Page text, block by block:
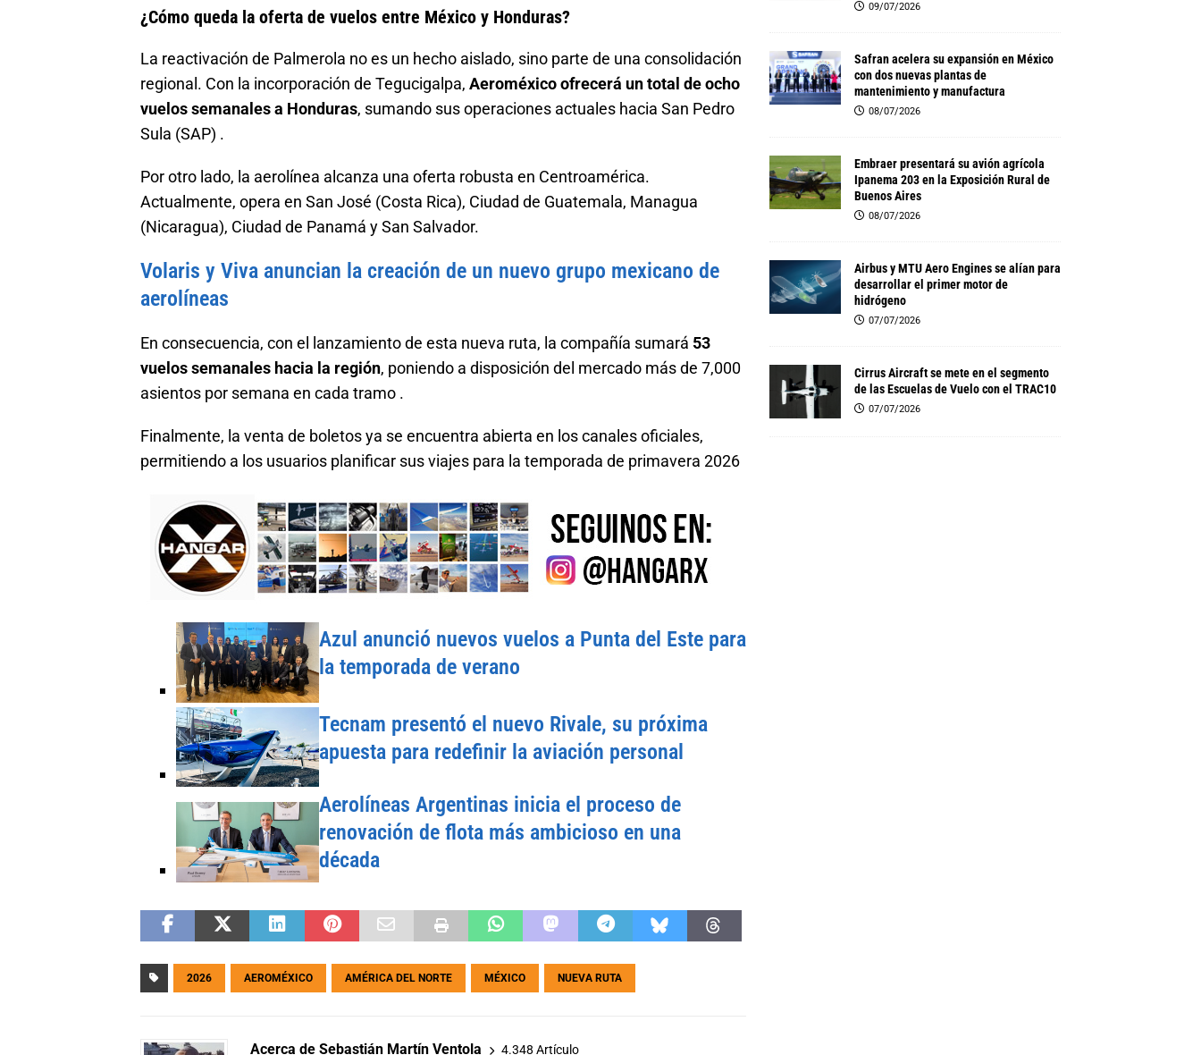
¿Cómo queda la oferta de vuelos entre México y Honduras?
La reactivación de Palmerola no es un hecho aislado, sino parte de una consolidación
regional. Con la incorporación de Tegucigalpa, Aeroméxico ofrecerá un total de ocho
vuelos semanales a Honduras, sumando sus operaciones actuales hacia San Pedro
Sula (SAP) .
Por otro lado, la aerolínea alcanza una oferta robusta en Centroamérica.
Actualmente, opera en San José (Costa Rica), Ciudad de Guatemala, Managua
(Nicaragua), Ciudad de Panamá y San Salvador.
Volaris y Viva anuncian la creación de un nuevo grupo mexicano de
aerolíneas
En consecuencia, con el lanzamiento de esta nueva ruta, la compañía sumará 53
vuelos semanales hacia la región, poniendo a disposición del mercado más de 7,000
asientos por semana en cada tramo .
Finalmente, la venta de boletos ya se encuentra abierta en los canales oficiales,
permitiendo a los usuarios planificar sus viajes para la temporada de primavera 2026
Azul anunció nuevos vuelos a Punta del Este para
la temporada de verano
Tecnam presentó el nuevo Rivale, su próxima
apuesta para redefinir la aviación personal
Aerolíneas Argentinas inicia el proceso de
renovación de flota más ambicioso en una
década
2026 AEROMÉXICO AMÉRICA DEL NORTE MÉXICO NUEVA RUTA
Acerca de Sebastián Martín Ventola 4.348 Artículo
09/07/2026
Safran acelera su expansión en México
con dos nuevas plantas de
mantenimiento y manufactura
08/07/2026
Embraer presentará su avión agrícola
Ipanema 203 en la Exposición Rural de
Buenos Aires
08/07/2026
Airbus y MTU Aero Engines se alían para
desarrollar el primer motor de
hidrógeno
07/07/2026
Cirrus Aircraft se mete en el segmento
de las Escuelas de Vuelo con el TRAC10
07/07/2026